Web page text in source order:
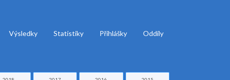
Výsledky Statistiky Přihlášky Oddíly